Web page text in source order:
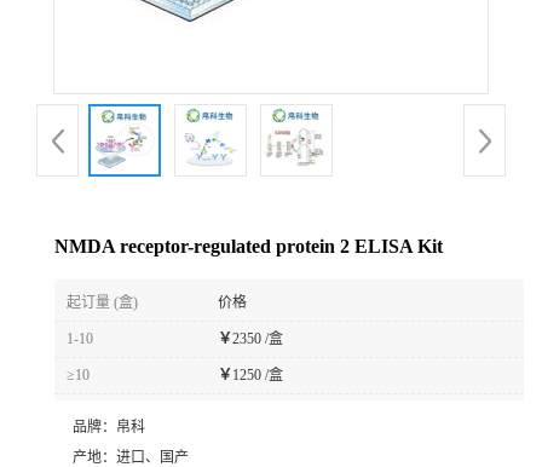
NMDA receptor-regulated protein 2 ELISA Kit
起订量 (盒) 价格
1-10 ￥2350 /盒
≥10 ￥ 1250 /盒
品牌： 帛科
产地： 进口、国产